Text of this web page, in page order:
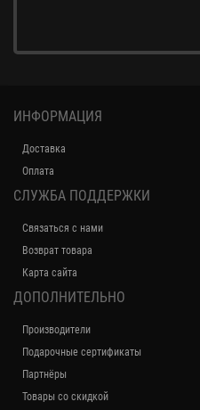
ИНФОРМАЦИЯ
Доставка
Оплата
СЛУЖБА ПОДДЕРЖКИ
Связаться с нами
Возврат товара
Карта сайта
ДОПОЛНИТЕЛЬНО
Производители
Подарочные сертификаты
Партнёры
Товары со скидкой